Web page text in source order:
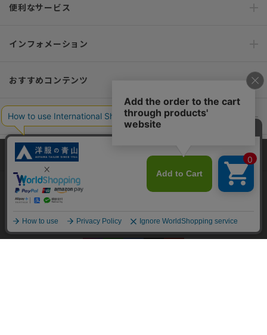
便利なサービス
インフォメーション
おすすめコンテンツ
ポリシー・企業情報
オーダースーツなら SHITATE
OFFICIAL SNS
当サイトでは、快適な閲覧体験とコンテンツ改善のためにCookieを使用
しています。閲覧を続けることで、Cookieの使用に同意したものとみな
します。詳細については
同意して閉じる